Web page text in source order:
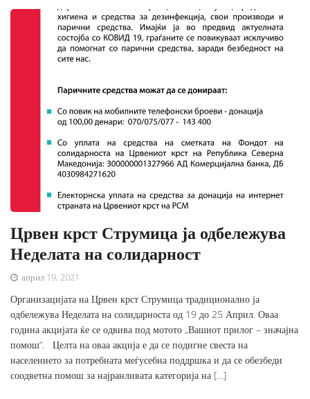
Црвен крст Струмица ја одбележува
Неделата на солидарност
април 19, 2021
Организацијата на Црвен крст Струмица традиционално ја
одбележува Неделата на солидарноста од 19 до 25 Април. Оваа
година акцијата ќе се одвива под мотото „Вашиот прилог – значајна
помош“. Целта на оваа акција е да се подигне свеста на
населението за потребната меѓусебна поддршка и да се обезбеди
соодветна помош за најранливата категорија на […]